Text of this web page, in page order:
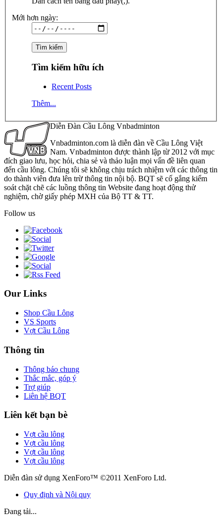
Mới hơn ngày:
Tìm kiếm hữu ích
Recent Posts
Thêm...
Diễn Đàn Cầu Lông Vnbadminton
Vnbadminton.com là diễn đàn về Cầu Lông Việt
Nam. Vnbadminton được thành lập từ 2012 với mục
đích giao lưu, học hỏi, chia sẻ và thảo luận mọi vấn đề liên quan
đến cầu lông. Chúng tôi sẽ không chịu trách nhiệm với các thông tin
do thành viên đưa lên trừ thông tin nội bộ. BQT sẽ cố gắng kiểm
soát chặt chẽ các luồng thông tin Website đang hoạt động thử
nghiệm, chờ giấy phép MXH của Bộ TT & TT.
Follow us
Our Links
Shop Cầu Lông
VS Sports
Vợt Cầu Lông
Thông tin
Thông báo chung
Thắc mắc, góp ý
Trợ giúp
Liên hệ BQT
Liên kết bạn bè
Vợt cầu lông
Vợt cầu lông
Vợt cầu lông
Vợt cầu lông
Diễn đàn sử dụng XenForo™ ©2011 XenForo Ltd.
Quy định và Nội quy
Đang tải...